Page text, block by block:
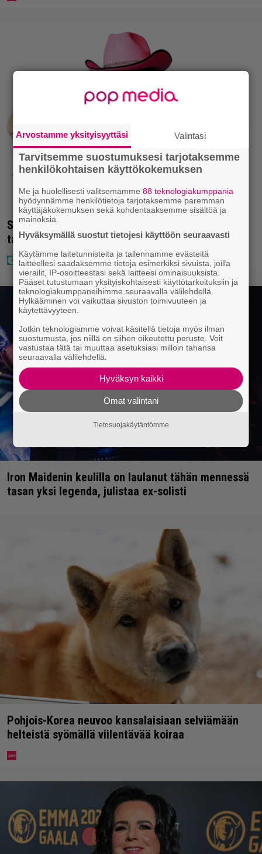
Seiska: Laulaja Frederik lyttäsi Eput – johan oli
taas kielen käyttöä
Iron Maidenin keulilla on laulanut tähän mennessä
tasan yksi legenda, julistaa ex-solisti
Pohjois-Korea neuvoo kansalaisiaan selviämään
helteistä syömällä viilentävää koiraa
Arvostamme yksityisyyttäsi Valintasi
Tarvitsemme suostumuksesi tarjotaksemme
henkilökohtaisen käyttökokemuksen
Me ja huolellisesti valitsemamme88 teknologiakumppania
hyödynnämme henkilötietoja tarjotaksemme paremman
käyttäjäkokemuksen sekä kohdentaaksemme sisältöä ja
mainoksia.
Hyväksymällä suostut tietojesi käyttöön seuraavasti
Käytämme laitetunnisteita ja tallennamme evästeitä
laitteellesi saadaksemme tietoja esimerkiksi sivuista, joilla
vierailit, IP-osoitteestasi sekä laitteesi ominaisuuksista.
Pääset tutustumaan yksityiskohtaisesti käyttötarkoituksiin ja
teknologiakumppaneihimme seuraavalla välilehdellä.
Hylkääminen voi vaikuttaa sivuston toimivuuteen ja
käytettävyyteen.
Jotkin teknologiamme voivat käsitellä tietoja myös ilman
suostumusta, jos niillä on siihen oikeutettu peruste. Voit
vastustaa tätä tai muuttaa asetuksiasi milloin tahansa
seuraavalla välilehdellä.
Hyväksyn kaikki
Omat valintani
Tietosuojakäytäntömme